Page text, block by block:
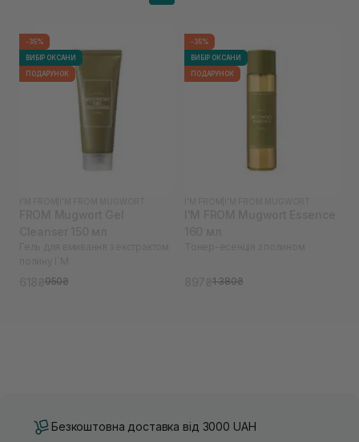
-35%
ВИБІР ОКСАНИ
ПОДАРУНОК
950₴
-35%
ВИБІР ОКСАНИ
ПОДАРУНОК
1 380₴
Безкоштовна доставка від 3000 UAH